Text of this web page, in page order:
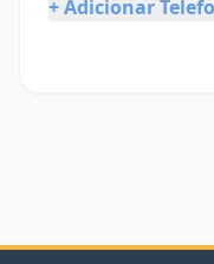
+ Adicionar